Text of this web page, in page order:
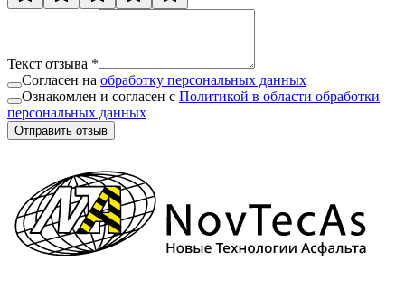
Текст отзыва *
Согласен на обработку персональных данных
Ознакомлен и согласен с Политикой в области обработки
персональных данных
Отправить отзыв